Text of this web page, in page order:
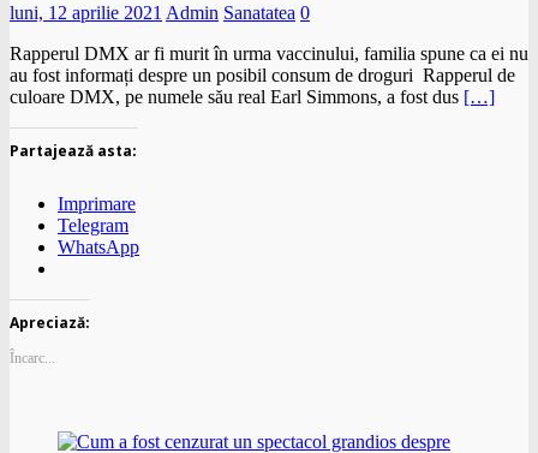
luni, 12 aprilie 2021 Admin Sanatatea 0
Rapperul DMX ar fi murit în urma vaccinului, familia spune ca ei nu
au fost informați despre un posibil consum de droguri Rapperul de
culoare DMX, pe numele său real Earl Simmons, a fost dus […]
Partajează asta:
Imprimare
Telegram
WhatsApp
Apreciază:
Încarc...